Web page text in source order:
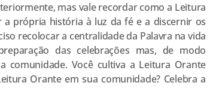
mas vale recordar como a Leitura
própria história à luz da fé e a discernir os
recolocar a centralidade da Palavra na vida
das celebrações mas, de modo
comunidade. Você cultiva a Leitura Orante
Orante em sua comunidade? Celebra a